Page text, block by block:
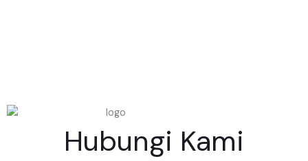
Hubungi Kami